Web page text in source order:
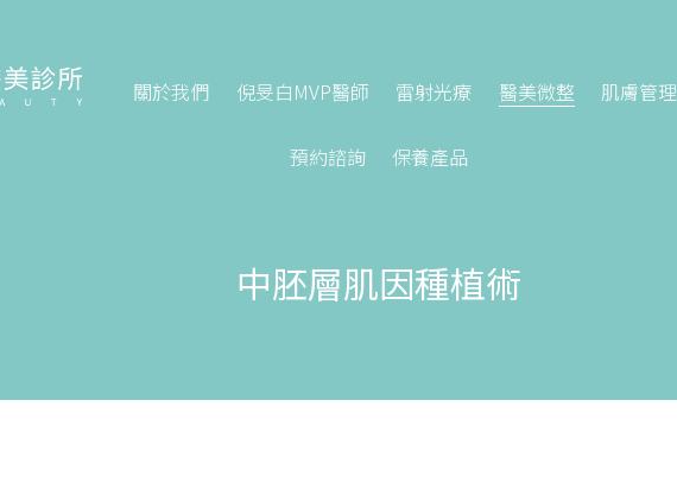
關於我們 倪旻白MVP醫師 雷射光療 醫美微整 肌膚管理
預約諮詢 保養產品
中胚層肌因種植術